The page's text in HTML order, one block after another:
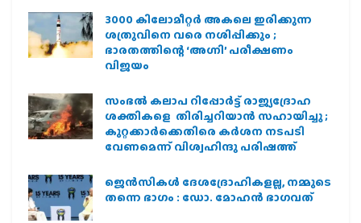
3000 കിലോമീറ്റർ അകലെ ഇരിക്കുന്ന
ശത്രുവിനെ വരെ നശിപ്പിക്കും ;
ഭാരതത്തിന്റെ ‘അഗ്നി’ പരീക്ഷണം
വിജയം
സംഭൽ കലാപ റിപ്പോർട്ട് രാജ്യദ്രോഹ
ശക്തികളെ തിരിച്ചറിയാൻ സഹായിച്ചു ;
കുറ്റക്കാർക്കെതിരെ കർശന നടപടി
വേണമെന്ന് വിശ്വഹിന്ദു പരിഷത്ത്
ജെന്‍സികള്‍ ദേശദ്രോഹികളല്ല, നമ്മുടെ
തന്നെ ഭാഗം : ഡോ. മോഹന്‍ ഭാഗവത്